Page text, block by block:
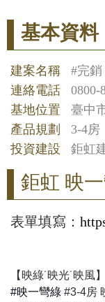
基本資料
建案名稱
#完
連絡電話
0800-
基地位置
臺中
產品規劃
3-4房
投資建設
鉅虹
鉅虹 映
表單填寫：
【映綠˙映光˙映風】
#映一彎綠 #3-4房